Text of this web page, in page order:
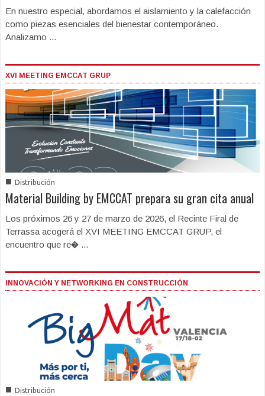
En nuestro especial, abordamos el aislamiento y la calefacción
como piezas esenciales del bienestar contemporáneo.
Analizamo ...
XVI MEETING EMCCAT GRUP
■ Distribución
Material Building by EMCCAT prepara su gran cita anual
Los próximos 26 y 27 de marzo de 2026, el Recinte Firal de
Terrassa acogerá el XVI MEETING EMCCAT GRUP, el
encuentro que re� ...
INNOVACIÓN Y NETWORKING EN CONSTRUCCIÓN
■ Distribución